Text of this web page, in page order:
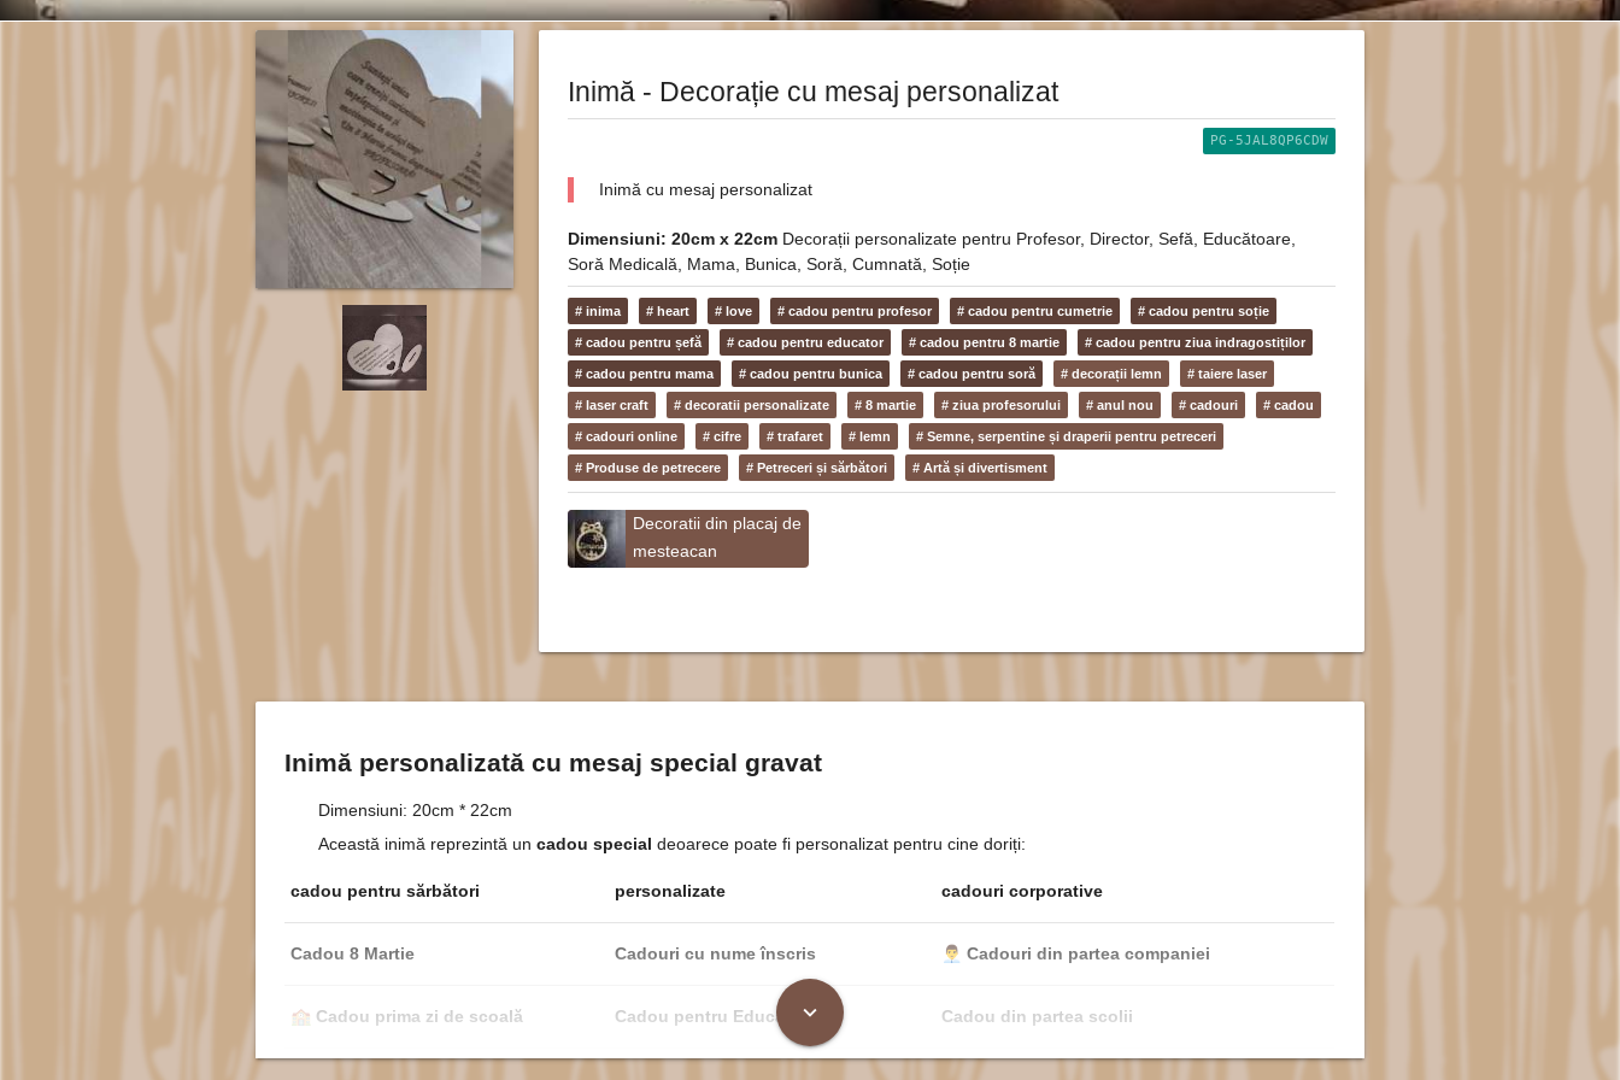
Inimă - Decorație cu mesaj personalizat
PG-5JAL8QP6CDW
Inimă cu mesaj personalizat
Dimensiuni: 20cm x 22cm Decorații personalizate pentru Profesor, Director, Sefă, Educătoare,
Soră Medicală, Mama, Bunica, Soră, Cumnată, Soție
# inima # heart # love # cadou pentru profesor # cadou pentru cumetrie # cadou pentru soție
# cadou pentru șefă # cadou pentru educator # cadou pentru 8 martie # cadou pentru ziua indragostiților
# cadou pentru mama # cadou pentru bunica # cadou pentru soră # decorații lemn # taiere laser
# laser craft # decoratii personalizate # 8 martie # ziua profesorului # anul nou # cadouri # cadou
# cadouri online # cifre # trafaret # lemn # Semne, serpentine și draperii pentru petreceri
# Produse de petrecere # Petreceri și sărbători # Artă și divertisment
Decoratii din placaj de
mesteacan
expand_more
Inimă personalizată cu mesaj special gravat
Dimensiuni: 20cm * 22cm
Această inimă reprezintă uncadou special deoarece poate fi personalizat pentru cine doriți:
cadou pentru sărbători personalizate cadouri corporative
Cadou 8 Martie Cadouri cu nume înscris 👨‍💼Cadouri din partea companiei
🏫 Cadou prima zi de scoală Cadou pentru Educator Cadou din partea scolii